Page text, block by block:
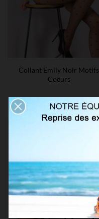
Collant Emily Noir Motifs
Coeurs